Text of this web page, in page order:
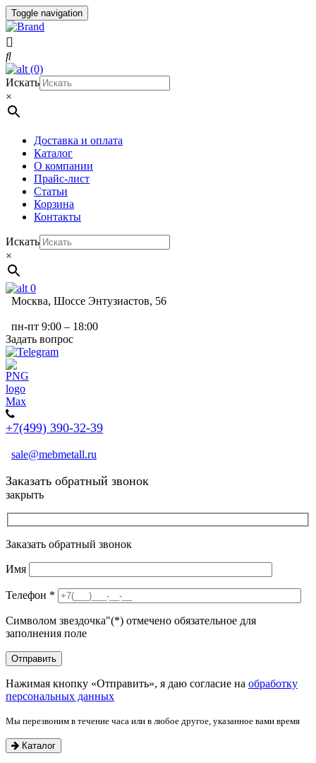
Toggle navigation
(0)
Искать
×
Доставка и оплата
Каталог
О компании
Прайс-лист
Статьи
Корзина
Контакты
Искать
×
0
Москва, Шоссе Энтузиастов, 56
пн-пт 9:00 – 18:00
Задать вопрос
+7(499) 390-32-39
sale@mebmetall.ru
Заказать обратный звонок
закрыть
Заказать обратный звонок
Имя
Телефон *
Символом звездочка"(*) отмечено обязательное для
заполнения поле
Нажимая кнопку «Отправить», я даю согласие на обработку
персональных данных
Мы перезвоним в течение часа или в любое другое, указанное вами время
Каталог